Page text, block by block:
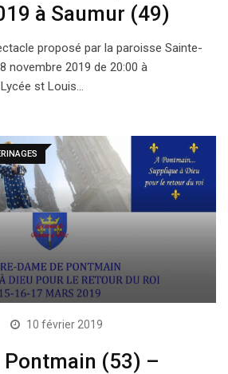
à Saumur (49)
proposé par la paroisse Sainte-
novembre 2019 de 20:00 à
st Louis…
10 février 2019
Pontmain (53) –